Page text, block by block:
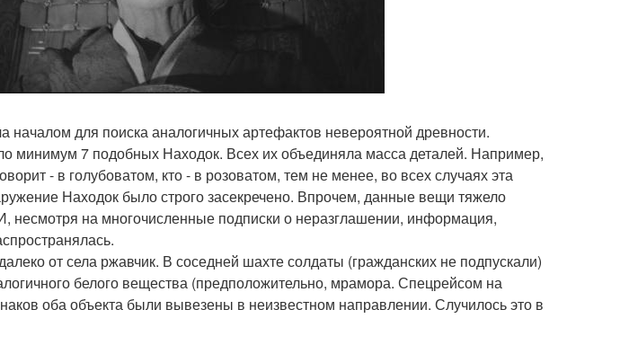
началом для поиска аналогичных артефактов невероятной древности.
минимум 7 подобных Находок. Всех их объединяла масса деталей. Например,
- в голубоватом, кто - в розоватом, тем не менее, во всех случаях эта
Находок было строго засекречено. Впрочем, данные вещи тяжело
несмотря на многочисленные подписки о неразглашении, информация,
от села ржавчик. В соседней шахте солдаты (гражданских не подпускали)
белого вещества (предположительно, мрамора. Спецрейсом на
оба объекта были вывезены в неизвестном направлении. Случилось это в